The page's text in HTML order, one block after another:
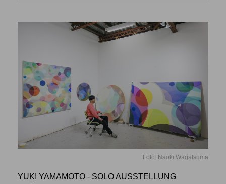
Foto: Naoki Wagatsuma
YUKI YAMAMOTO - SOLO AUSSTELLUNG